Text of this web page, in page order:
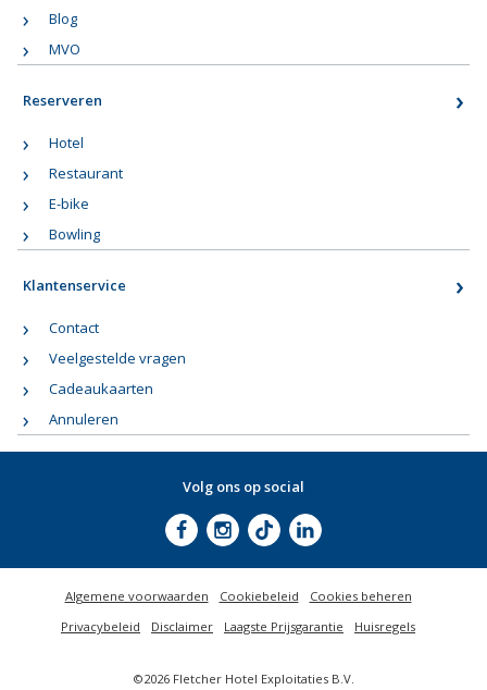
Blog
MVO
Reserveren
Hotel
Restaurant
E-bike
Bowling
Klantenservice
Contact
Veelgestelde vragen
Cadeaukaarten
Annuleren
Volg ons op social
©2026 Fletcher Hotel Exploitaties B.V.
Algemene voorwaarden Cookiebeleid
Cookies beheren
Privacybeleid
Disclaimer Laagste Prijsgarantie Huisregels